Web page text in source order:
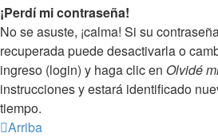
¡Perdí mi contraseña!
No se asuste, ¡calma! Si su
recuperada puede desactivarla o
ingreso (login) y haga clic en Olvidé
instrucciones y estará identificado
tiempo.
Arriba